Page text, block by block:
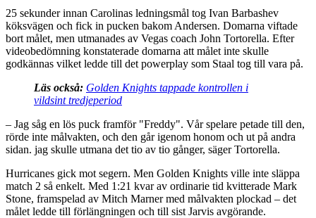
25 sekunder innan Carolinas ledningsmål tog Ivan Barbashev
köksvägen och fick in pucken bakom Andersen. Domarna viftade
bort målet, men utmanades av Vegas coach John Tortorella. Efter
videobedömning konstaterade domarna att målet inte skulle
godkännas vilket ledde till det powerplay som Staal tog till vara på.
Läs också: Golden Knights tappade kontrollen i
vildsint tredjeperiod
– Jag såg en lös puck framför "Freddy". Vår spelare petade till den,
rörde inte målvakten, och den går igenom honom och ut på andra
sidan. jag skulle utmana det tio av tio gånger, säger Tortorella.
Hurricanes gick mot segern. Men Golden Knights ville inte släppa
match 2 så enkelt. Med 1:21 kvar av ordinarie tid kvitterade Mark
Stone, framspelad av Mitch Marner med målvakten plockad – det
målet ledde till förlängningen och till sist Jarvis avgörande.